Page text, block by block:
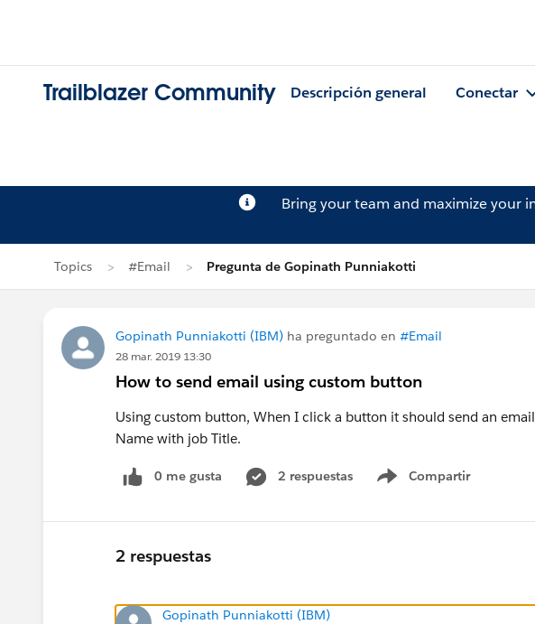
Trailblazer Community Descripción general Conectar
Bring your team and maximize your
Topics #Email Pregunta de Gopinath Punniakotti
Gopinath Punniakotti (IBM) ha preguntado en #Email
28 mar. 2019 13:30
How to send email using custom button
Using custom button, When I click a button it should send an
Name with job Title.
0 me gusta 2 respuestas Compartir
Show menu
2 respuestas
Gopinath Punniakotti (IBM)